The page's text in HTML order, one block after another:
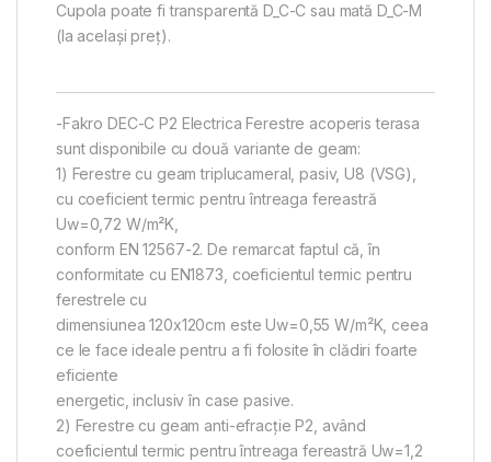
Cupola poate fi transparentă D_C-C sau mată D_C-M
(la același preț).
-Fakro DEC-C P2 Electrica Ferestre acoperis terasa
sunt disponibile cu două variante de geam:
1) Ferestre cu geam triplucameral, pasiv, U8 (VSG),
cu coeficient termic pentru întreaga fereastră
Uw=0,72 W/m²K,
conform EN 12567-2. De remarcat faptul că, în
conformitate cu EN1873, coeficientul termic pentru
ferestrele cu
dimensiunea 120x120cm este Uw=0,55 W/m²K, ceea
ce le face ideale pentru a fi folosite în clădiri foarte
eficiente
energetic, inclusiv în case pasive.
2) Ferestre cu geam anti-efracţie P2, având
coeficientul termic pentru întreaga fereastră Uw=1,2